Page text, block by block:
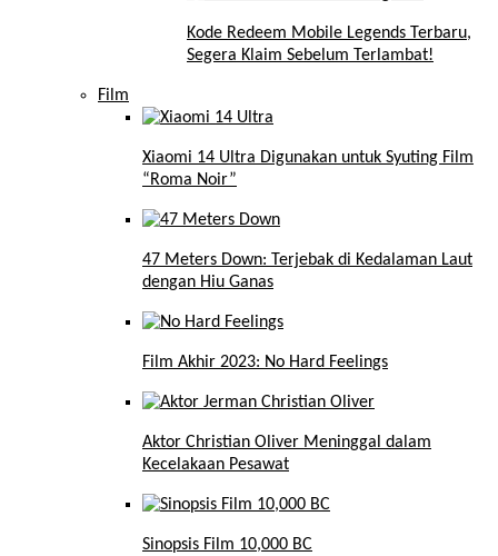
Kode Redeem Mobile Legends Terbaru,
Segera Klaim Sebelum Terlambat!
Film
Xiaomi 14 Ultra Digunakan untuk Syuting Film
“Roma Noir”
47 Meters Down: Terjebak di Kedalaman Laut
dengan Hiu Ganas
Film Akhir 2023: No Hard Feelings
Aktor Christian Oliver Meninggal dalam
Kecelakaan Pesawat
Sinopsis Film 10,000 BC